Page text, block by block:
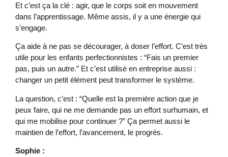
Et c’est ça la clé : agir, que le corps soit en mouvement
dans l’apprentissage. Même assis, il y a une énergie qui
s’engage.
Ça aide à ne pas se décourager, à doser l’effort. C’est très
utile pour les enfants perfectionnistes : “Fais un premier
pas, puis un autre.” Et c’est utilisé en entreprise aussi :
changer un petit élément peut transformer le système.
La question, c’est : “Quelle est la première action que je
peux faire, qui ne me demande pas un effort surhumain, et
qui me mobilise pour continuer ?” Ça permet aussi le
maintien de l’effort, l’avancement, le progrès.
Sophie :